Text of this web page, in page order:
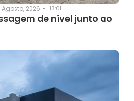
Agosto, 2026 - 13:01
de nível junto ao